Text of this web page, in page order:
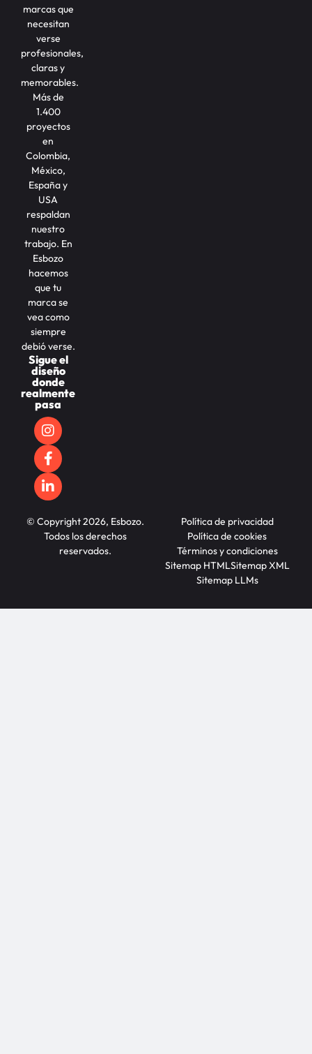
marcas que
necesitan
verse
profesionales,
claras y
memorables.
Más de
1.400
proyectos
en
Colombia,
México,
España y
USA
respaldan
nuestro
trabajo. En
Esbozo
hacemos
que tu
marca se
vea como
siempre
debió verse.
Sigue el
diseño
donde
realmente
pasa
© Copyright 2026, Esbozo.
Todos los derechos
reservados.
Política de privacidad
Política de cookies
Términos y condiciones
Sitemap HTMLSitemap XML
Sitemap LLMs